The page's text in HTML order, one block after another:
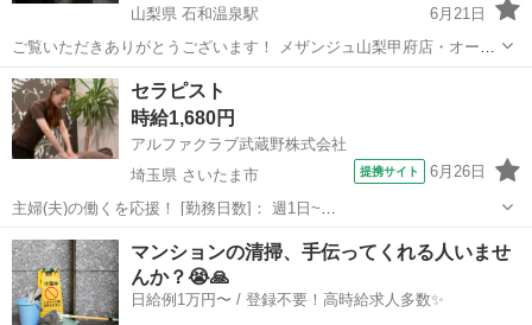
山梨県 石和温泉駅
6月21日
​ご覧いただきありがとうございます！ メザンジュ山梨甲府店・オーナ
ーの 梅田 と申します。 ​27年間、美容と癒やしの業界に携わってきま
した。 この度、甲府店を 「深い眠りと眼と耳のケア専門サロン」とし
て パワーアップリニ...
山梨 甲府市 石和温泉駅
セラピスト
時給1,680円
アルファクラブ武蔵野株式会社
埼玉県 さいたま市
提携サイト 6月26日
主婦(夫)の働くを応援！ [勤務日数]： 週1日~
10:00~15:00/13:00~16:00/15:00~20:00/10:00~19:00/19:00~23:00 月/
火/水/木/金/土/日 などから選べます [...
埼玉 さいたま市 セラピスト
マンションの清掃、手伝ってくれる人いませ
んか？😭🙏
日給例1万円〜 / 登録不要！高時給求人多数✨